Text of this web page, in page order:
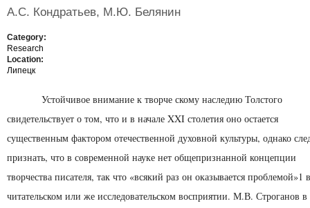
А.С. Кондратьев, М.Ю. Белянин
Category:
Research
Location:
Липецк
Устойчивое внимание к творче скому наследию Толстого
свидетельствует о том, что и в начале XXI столетия оно остается
существенным фактором отечественной духовной культуры, однако
признать, что в современной науке нет общепризнанной концепции
творчества писателя, так что «всякий раз он оказывается проблемой»1 в
читательском или же исследовательском восприятии. М.В. Строганов в